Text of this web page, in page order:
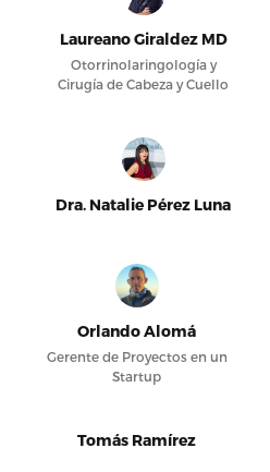
Laureano Giraldez MD
Otorrinolaringología y
Cirugía de Cabeza y Cuello
Dra. Natalie Pérez Luna
Orlando Alomá
Gerente de Proyectos en un
Startup
Tomás Ramírez